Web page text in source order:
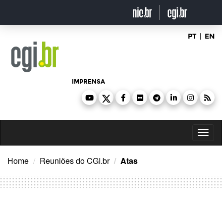
o
PT | EN
IMPRENSA
Home Reuniões do CGI.br Atas